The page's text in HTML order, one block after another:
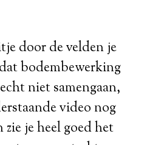
door de velden je
bodembewerking
niet samengaan,
video nog
je heel goed het